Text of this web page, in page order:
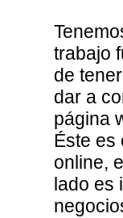
trabajo
de
dar a
página
Éste es
online,
lado es